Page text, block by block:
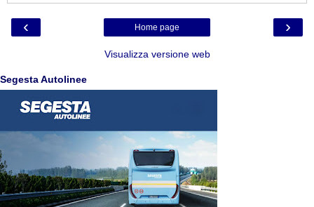
‹ ›
Home page
Visualizza versione web
Segesta Autolinee